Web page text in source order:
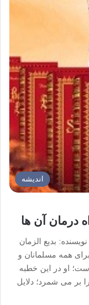
اندیشه
درمان آن ها
بدیع الزمان
همه مسلمانان و
او در این خطبه
بر می شمرد؛ دلایل